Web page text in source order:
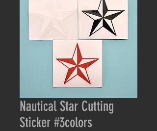
Nautical Star Cutting
Sticker #3colors